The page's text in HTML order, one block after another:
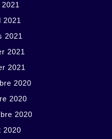
2021
2021
2021
2021
2021
2020
2020
2020
2020